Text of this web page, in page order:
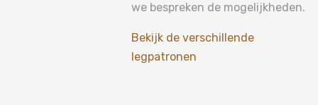
we bespreken de mogelijkheden.
Bekijk de verschillende
legpatronen